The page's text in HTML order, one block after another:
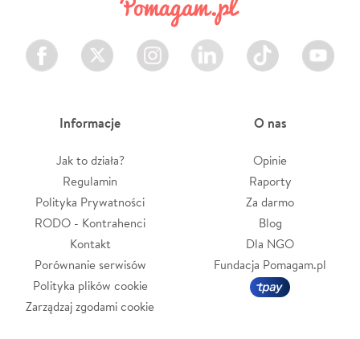
Facebook Twitter Instagram LinkedIn TikTok Youtube
Informacje
Jak to działa?
Regulamin
Polityka Prywatności
RODO - Kontrahenci
Kontakt
Porównanie serwisów
Polityka plików cookie
Zarządzaj zgodami cookie
O nas
Opinie
Raporty
Za darmo
Blog
Dla NGO
Fundacja Pomagam.pl